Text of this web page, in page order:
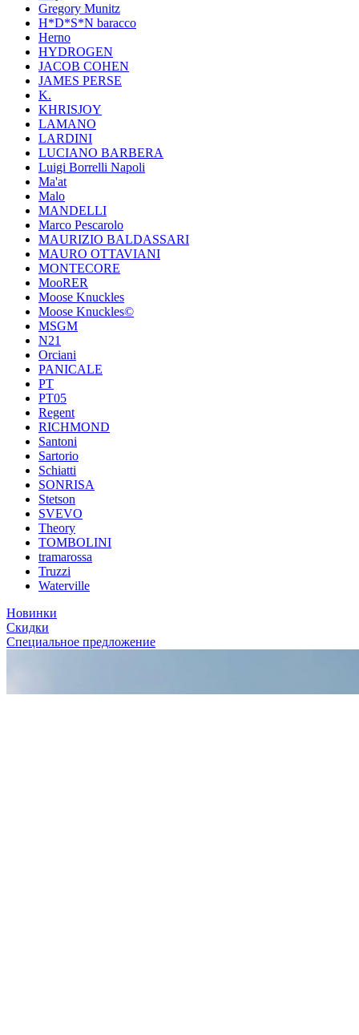
Gregory Munitz
H*D*S*N baracco
Herno
HYDROGEN
JACOB COHEN
JAMES PERSE
K.
KHRISJOY
LAMANO
LARDINI
LUCIANO BARBERA
Luigi Borrelli Napoli
Ma'at
Malo
MANDELLI
Marco Pescarolo
MAURIZIO BALDASSARI
MAURO OTTAVIANI
MONTECORE
MooRER
Moose Knuckles
Moose Knuckles©️
MSGM
N21
Orciani
PANICALE
PT
PT05
Regent
RICHMOND
Santoni
Sartorio
Schiatti
SONRISA
Stetson
SVEVO
Theory
TOMBOLINI
tramarossa
Truzzi
Waterville
Новинки
Скидки
Специальное предложение